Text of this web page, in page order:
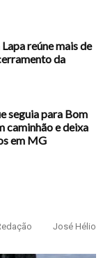
reúne mais de
da
seguia para Bom
caminhão e deixa
em MG
José Hélio